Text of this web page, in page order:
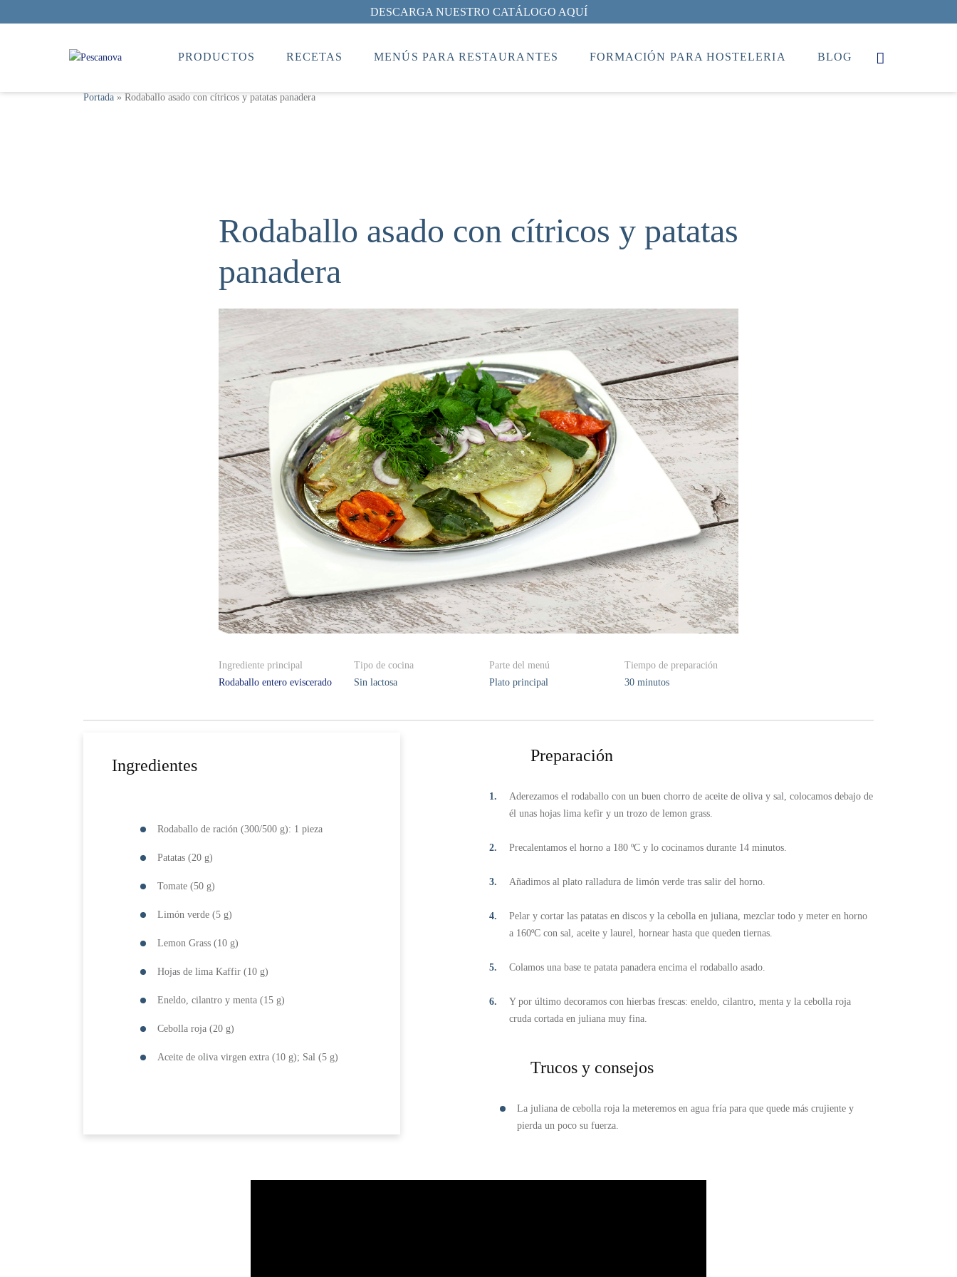
DESCARGA NUESTRO CATÁLOGO AQUÍ
PRODUCTOS RECETAS MENÚS PARA RESTAURANTES FORMACIÓN PARA HOSTELERIA BLOG
Portada » Rodaballo asado con cítricos y patatas panadera
Rodaballo asado con cítricos y patatas
panadera
Ingrediente principal
Rodaballo entero eviscerado
Tipo de cocina
Sin lactosa
Parte del menú
Plato principal
Tiempo de preparación
30 minutos
Ingredientes
Rodaballo de ración (300/500 g): 1 pieza
Patatas (20 g)
Tomate (50 g)
Limón verde (5 g)
Lemon Grass (10 g)
Hojas de lima Kaffir (10 g)
Eneldo, cilantro y menta (15 g)
Cebolla roja (20 g)
Aceite de oliva virgen extra (10 g); Sal (5 g)
Preparación
Aderezamos el rodaballo con un buen chorro de aceite de oliva y sal, colocamos debajo de
él unas hojas lima kefir y un trozo de lemon grass.
Precalentamos el horno a 180 ºC y lo cocinamos durante 14 minutos.
Añadimos al plato ralladura de limón verde tras salir del horno.
Pelar y cortar las patatas en discos y la cebolla en juliana, mezclar todo y meter en horno
a 160ºC con sal, aceite y laurel, hornear hasta que queden tiernas.
Colamos una base te patata panadera encima el rodaballo asado.
Y por último decoramos con hierbas frescas: eneldo, cilantro, menta y la cebolla roja
cruda cortada en juliana muy fina.
Trucos y consejos
La juliana de cebolla roja la meteremos en agua fría para que quede más crujiente y
pierda un poco su fuerza.